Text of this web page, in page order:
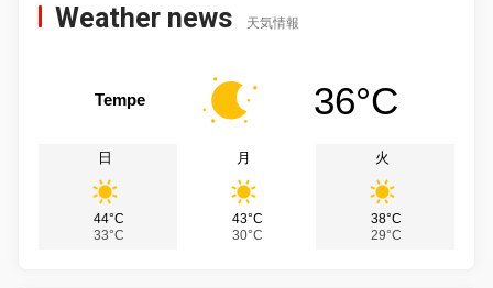
Weather news 天気情報
Tempe 36°C
日
44°C
33°C
月
43°C
30°C
火
38°C
29°C